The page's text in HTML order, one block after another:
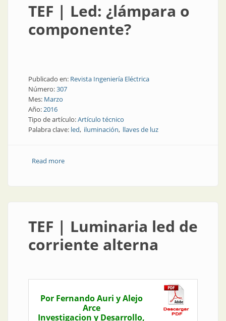
TEF | Led: ¿lámpara o
componente?
Publicado en: Revista Ingeniería Eléctrica
Número:307
Mes: Marzo
Año:2016
Tipo de artículo:Artículo técnico
Palabra clave: led iluminación llaves de luz
Read moreabout TEF | Led: ¿lámpara o componente?
TEF | Luminaria led de
corriente alterna
Por Fernando Auri y Alejo
Arce
Investigacion y Desarrollo,